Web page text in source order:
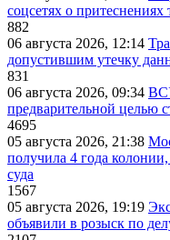
соцсетях о
882
06 августа 2026, 12:14
допустившим утечку
831
06 августа 2026, 09:34
предварительной целью
4695
05 августа 2026, 21:38
получила 4 года
суда
1567
05 августа 2026, 19:19
объявили в розыск по